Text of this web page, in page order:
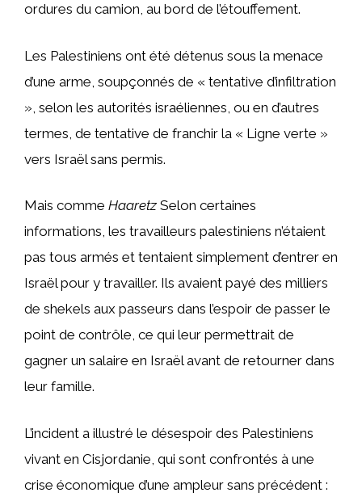
ordures du camion, au bord de l’étouffement.
Les Palestiniens ont été détenus sous la menace
d’une arme, soupçonnés de « tentative d’infiltration
», selon les autorités israéliennes, ou en d’autres
termes, de tentative de franchir la « Ligne verte »
vers Israël sans permis.
Mais comme Haaretz Selon certaines
informations, les travailleurs palestiniens n’étaient
pas tous armés et tentaient simplement d’entrer en
Israël pour y travailler. Ils avaient payé des milliers
de shekels aux passeurs dans l’espoir de passer le
point de contrôle, ce qui leur permettrait de
gagner un salaire en Israël avant de retourner dans
leur famille.
L’incident a illustré le désespoir des Palestiniens
vivant en Cisjordanie, qui sont confrontés à une
crise économique d’une ampleur sans précédent :